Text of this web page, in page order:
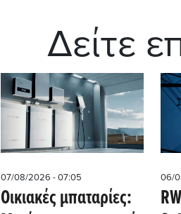
Δείτε
07/08/2026 - 07:05
Οικιακές μπαταρίες:
06/